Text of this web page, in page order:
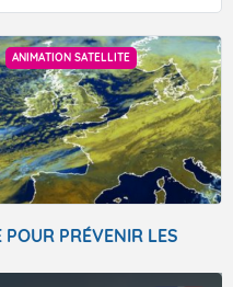
ANIMATION SATELLITE
PRÉVENIR LES